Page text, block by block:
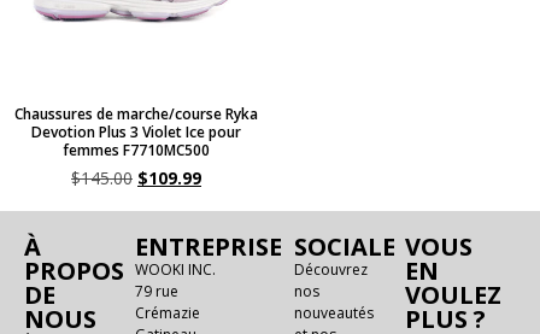
Chaussures de marche/course Ryka
Devotion Plus 3 Violet Ice pour
femmes F7710MC500
$145.00 $109.99
À
PROPOS
DE
NOUS
ENTREPRISE
WOOKI INC.
79 rue
Crémazie
SOCIALE
Découvrez
nos
nouveautés
VOUS
EN
VOULEZ
PLUS ?